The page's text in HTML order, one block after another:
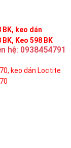
keo dán
Keo 598 BK
hệ: 0938454791